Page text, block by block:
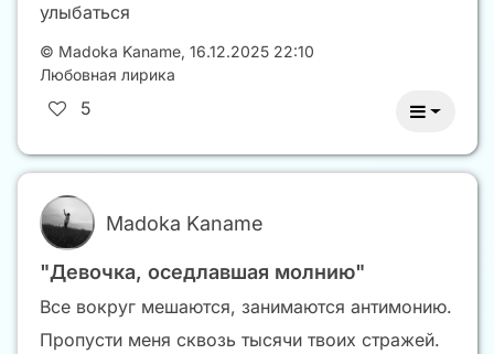
улыбаться
© Madoka Kaname, 16.12.2025 22:10
Любовная лирика
5
Madoka Kaname
"Девочка, оседлавшая молнию"
Все вокруг мешаются, занимаются антимонию.
Пропусти меня сквозь тысячи твоих стражей.